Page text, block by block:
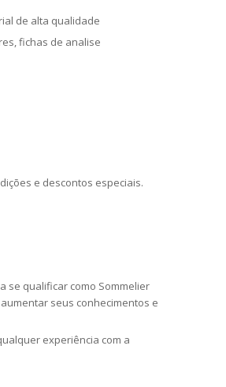
de alta qualidade
fichas de analise
e descontos especiais.
se qualificar como Sommelier
seus conhecimentos e
experiência com a